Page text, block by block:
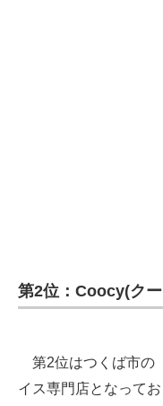
第2位：Coocy(ク
第2位はつくば市の
イス専門店となって